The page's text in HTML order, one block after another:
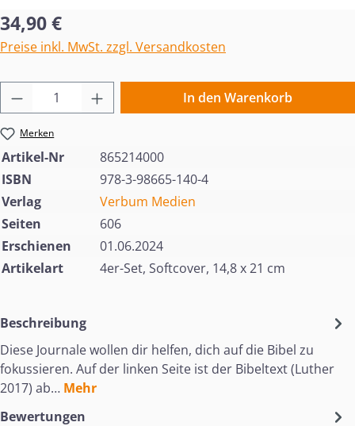
Regulärer Preis:
34,90 €
Preise inkl. MwSt. zzgl. Versandkosten
Produkt Anzahl: Gib den gewünschten
In den Warenkorb
Merken
Artikel-Nr
865214000
ISBN
978-3-98665-140-4
Verlag
Verbum Medien
Seiten
606
Erschienen
01.06.2024
Artikelart
4er-Set, Softcover, 14,8 x 21 cm
Beschreibung
Diese Journale wollen dir helfen, dich auf die Bibel zu
fokussieren. Auf der linken Seite ist der Bibeltext (Luther
2017) ab… Mehr
Bewertungen